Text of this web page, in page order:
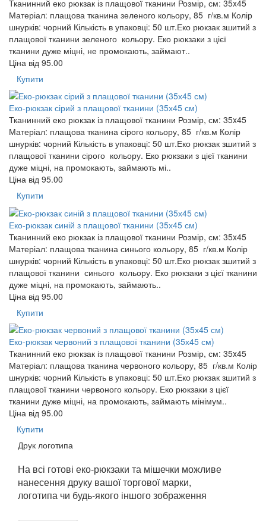
Тканинний еко рюкзак із плащової тканини Розмір, см: 35x45
Матеріал: плащова тканина зеленого кольору, 85 г/кв.м Колір
шнурків: чорний Кількість в упаковці: 50 шт.Еко рюкзак зшитий з
плащової тканини зеленого кольору. Еко рюкзаки з цієї
тканини дуже міцні, не промокають, займают..
Ціна від 95.00
Купити
Еко-рюкзак сірий з плащової тканини (35х45 см)
Тканинний еко рюкзак із плащової тканини Розмір, см: 35x45
Матеріал: плащова тканина сірого кольору, 85 г/кв.м Колір
шнурків: чорний Кількість в упаковці: 50 шт.Еко рюкзак зшитий з
плащової тканини сірого кольору. Еко рюкзаки з цієї тканини
дуже міцні, на промокають, займають мі..
Ціна від 95.00
Купити
Еко-рюкзак синій з плащової тканини (35х45 см)
Тканинний еко рюкзак із плащової тканини Розмір, см: 35x45
Матеріал: плащова тканина синього кольору, 85 г/кв.м Колір
шнурків: чорний Кількість в упаковці: 50 шт.Еко рюкзак зшитий з
плащової тканини синього кольору. Еко рюкзаки з цієї тканини
дуже міцні, на промокають, займають..
Ціна від 95.00
Купити
Еко-рюкзак червоний з плащової тканини (35х45 см)
Тканинний еко рюкзак із плащової тканини Розмір, см: 35x45
Матеріал: плащова тканина червоного кольору, 85 г/кв.м Колір
шнурків: чорний Кількість в упаковці: 50 шт.Еко рюкзак зшитий з
плащової тканини червоного кольору. Еко рюкзаки з цієї
тканини дуже міцні, на промокають, займають мінімум..
Ціна від 95.00
Купити
Друк логотипа
На всі готові еко-рюкзаки та мішечки можливе
нанесення друку вашої торгової марки,
логотипа чи будь-якого іншого зображення